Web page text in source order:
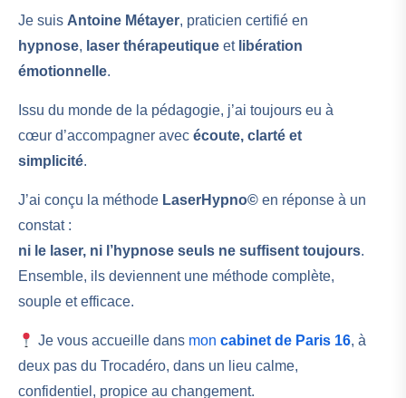
Je suis Antoine Métayer, praticien certifié en
hypnose, laser thérapeutique et libération
émotionnelle.
Issu du monde de la pédagogie, j’ai toujours eu à
cœur d’accompagner avec écoute, clarté et
simplicité.
J’ai conçu la méthode LaserHypno© en réponse à un
constat :
ni le laser, ni l’hypnose seuls ne suffisent toujours.
Ensemble, ils deviennent une méthode complète,
souple et efficace.
Je vous accueille dans moncabinet de Paris 16, à
deux pas du Trocadéro, dans un lieu calme,
confidentiel, propice au changement.